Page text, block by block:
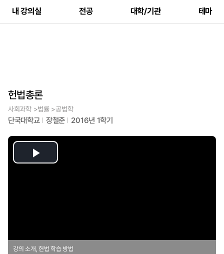
내 강의실 전공 대학/기관 테마
헌법총론
사회과학 >법률 >공법학
단국대학교 장철준 2016년 1학기
Play
강의 소개, 헌법 학습 방법